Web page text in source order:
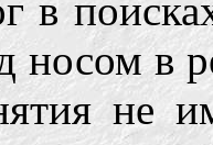
в
носом в
не